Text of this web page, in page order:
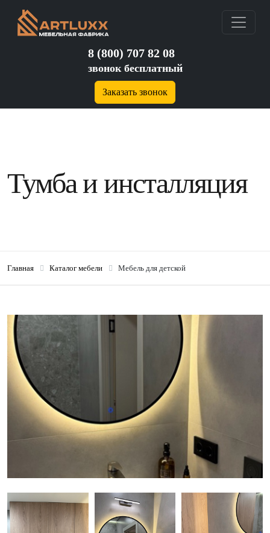
8 (800) 707 82 08
звонок бесплатный
Заказать звонок
Тумба и инсталляция
Главная Каталог мебели Мебель для детской